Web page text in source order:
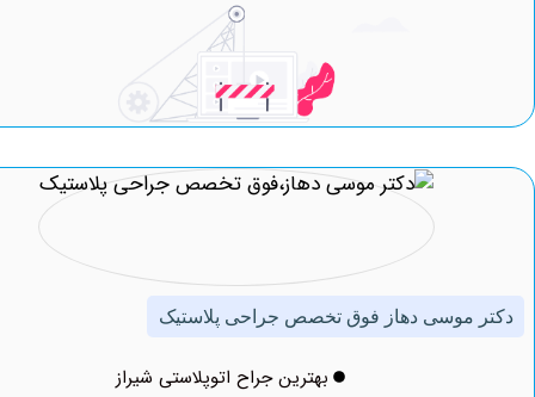
موسی دهاز فوق تخصص جراحی پلاستیک
بهترین جراح اتوپلاستی شیراز